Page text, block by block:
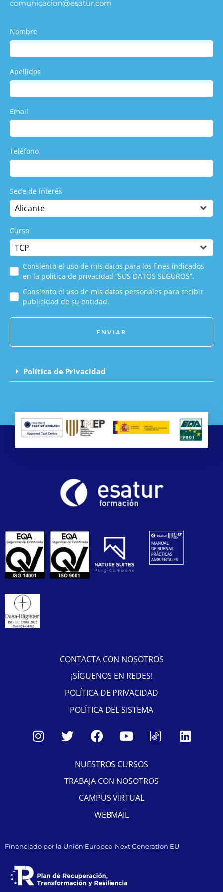
comunicacion@esatur.com
Nombre
Apellidos
Email
Teléfono
Sede de interés
Curso
Consiento el uso de mis datos para los fines indicados
en la política de privacidad “SUS DATOS SEGUROS”.
Consiento el uso de mis datos personales para recibir
publicidad de su entidad.
ENVIAR
Política de Privacidad
CONTACTA CON NOSOTROS
¡SÍGUENOS EN REDES!
POLÍTICA DE PRIVACIDAD
POLÍTICA DEL SISTEMA
NUESTROS CURSOS
TRABAJA CON NOSOTROS
CAMPUS VIRTUAL
WEBMAIL
Financiado por la Unión Europea-Next Generation EU